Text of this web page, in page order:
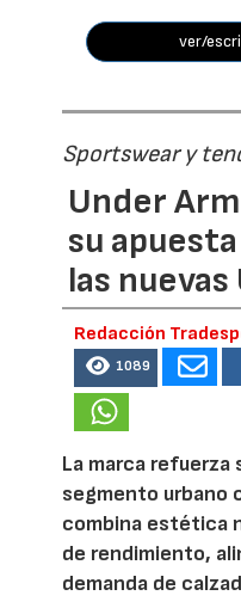
ver/
Sportswear y
Under
su
las
Redacción
1089
La marca refuerza
segmento urbano
combina estética
de rendimiento,
demanda de